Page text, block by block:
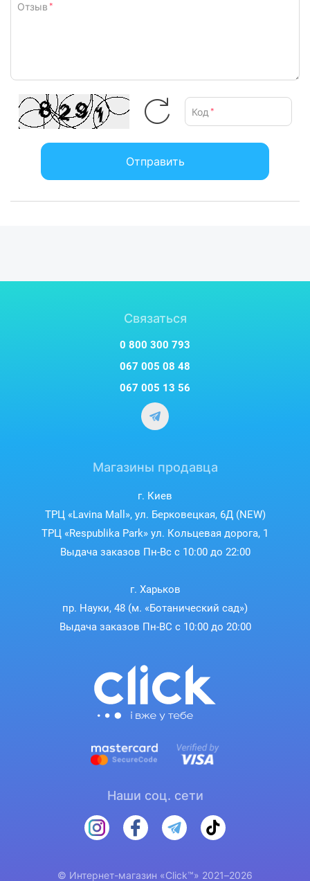
Отзыв *
Код *
Отправить
Связаться
0 800 300 793
067 005 08 48
067 005 13 56
Магазины продавца
г. Киев
ТРЦ «Lavina Mall», ул. Берковецкая, 6Д (NEW)
ТРЦ «Respublika Park» ул. Кольцевая дорога, 1
Выдача заказов Пн-Вс с 10:00 до 22:00
г. Харьков
пр. Науки, 48 (м. «Ботанический сад»)
Выдача заказов Пн-ВС с 10:00 до 20:00
Наши соц. сети
© Интернет-магазин «Click™» 2021–2026